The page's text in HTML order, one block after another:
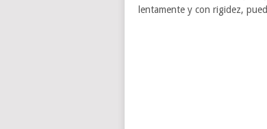
lentamente y con rigidez,